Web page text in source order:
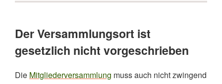
Der Versammlungsort ist
gesetzlich nicht vorgeschrieben
Die Mitgliederversammlung muss auch nicht zwingend